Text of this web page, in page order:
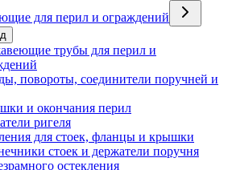
для перил и ограждений
трубы для перил и
повороты, соединители поручней и
и окончания перил
ригеля
для стоек, фланцы и крышки
стоек и держатели поручня
остекления